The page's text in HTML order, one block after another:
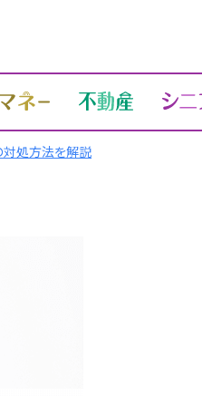
対処方法を解説